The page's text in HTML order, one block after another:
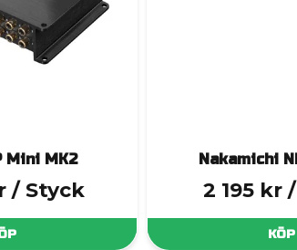
Mini MK2
/ Styck
Nakamichi
2 195 kr
KÖP